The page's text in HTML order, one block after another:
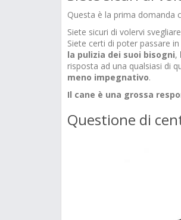
Questa è la prima domanda
Siete sicuri di volervi
Siete certi di poter passare
la pulizia dei suoi bisogni,
risposta ad una qualsiasi di
meno impegnativo.
Il cane è una grossa
Questione di